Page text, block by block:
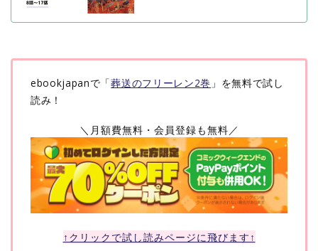
ebookjapanで「葬送のフリーレン2巻 」を無料で試し
読み！
＼月額費無料・会員登録も無料／
↑クリックで試し読みページに飛びます↑